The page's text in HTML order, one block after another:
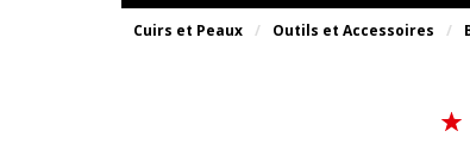
Cuirs et Peaux Outils et Accessoires